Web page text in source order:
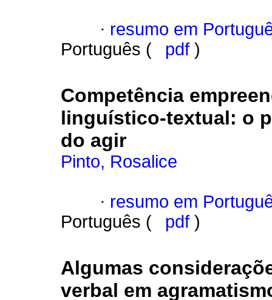
· resumo em
Português (
pdf )
Competência
linguístico-textual: o
do agir
Pinto, Rosalice
· resumo em
Português (
pdf )
Algumas
verbal em